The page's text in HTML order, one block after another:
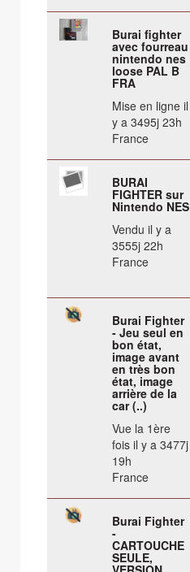
Burai fighter
avec fourreau
nintendo nes
loose PAL B
FRA
Mise en ligne il
y a 3495j 23h
France
BURAI
FIGHTER sur
Nintendo NES
Vendu il y a
3555j 22h
France
Burai Fighter
- Jeu seul en
bon état,
image avant
en très bon
état, image
arrière de la
car (..)
Vue la 1ère
fois il y a 3477j
19h
France
Burai Fighter
-
CARTOUCHE
SEULE,